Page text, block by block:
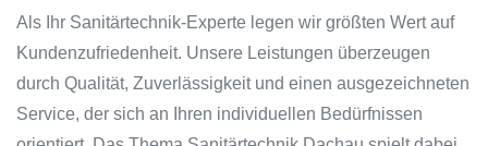
Als Ihr Sanitärtechnik-Experte legen wir größten Wert auf
Kundenzufriedenheit. Unsere Leistungen überzeugen
durch Qualität, Zuverlässigkeit und einen ausgezeichneten
Service, der sich an Ihren individuellen Bedürfnissen